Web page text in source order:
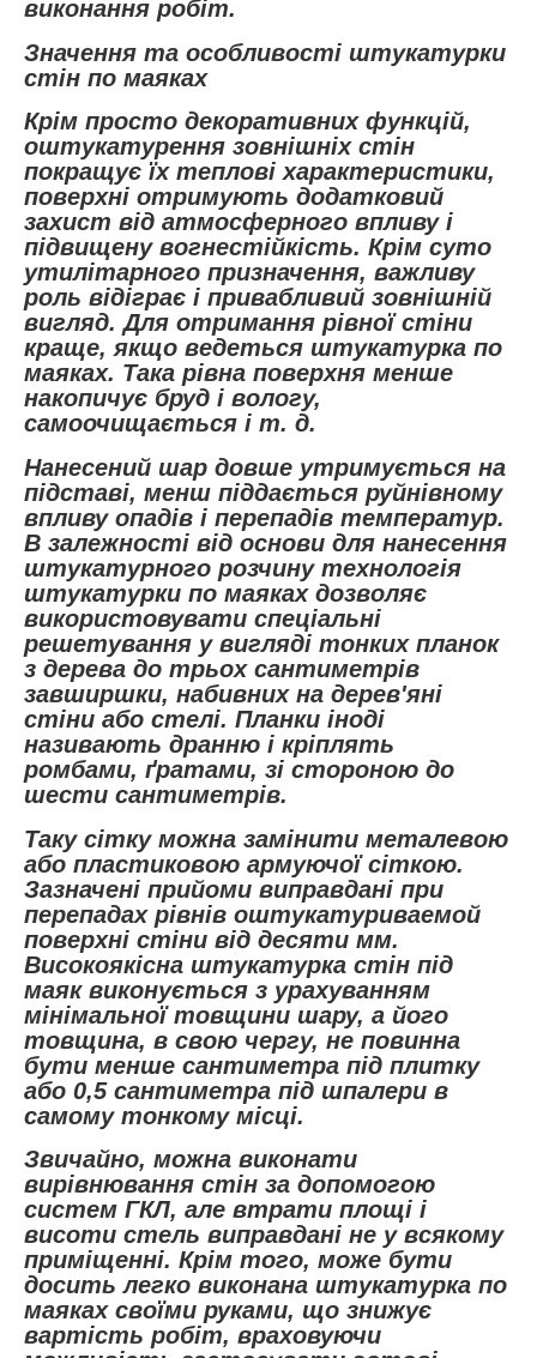
виконання робіт.
Значення та особливості штукатурки
стін по маяках
Крім просто декоративних функцій,
оштукатурення зовнішніх стін
покращує їх теплові характеристики,
поверхні отримують додатковий
захист від атмосферного впливу і
підвищену вогнестійкість. Крім суто
утилітарного призначення, важливу
роль відіграє і привабливий зовнішній
вигляд. Для отримання рівної стіни
краще, якщо ведеться штукатурка по
маяках. Така рівна поверхня менше
накопичує бруд і вологу,
самоочищається і т. д.
Нанесений шар довше утримується на
підставі, менш піддається руйнівному
впливу опадів і перепадів температур.
В залежності від основи для нанесення
штукатурного розчину технологія
штукатурки по маяках дозволяє
використовувати спеціальні
решетування у вигляді тонких планок
з дерева до трьох сантиметрів
завширшки, набивних на дерев'яні
стіни або стелі. Планки іноді
називають дранню і кріплять
ромбами, ґратами, зі стороною до
шести сантиметрів.
Таку сітку можна замінити металевою
або пластиковою армуючої сіткою.
Зазначені прийоми виправдані при
перепадах рівнів оштукатуриваемой
поверхні стіни від десяти мм.
Високоякісна штукатурка стін під
маяк виконується з урахуванням
мінімальної товщини шару, а його
товщина, в свою чергу, не повинна
бути менше сантиметра під плитку
або 0,5 сантиметра під шпалери в
самому тонкому місці.
Звичайно, можна виконати
вирівнювання стін за допомогою
систем ГКЛ, але втрати площі і
висоти стель виправдані не у всякому
приміщенні. Крім того, може бути
досить легко виконана штукатурка по
маяках своїми руками, що знижує
вартість робіт, враховуючи